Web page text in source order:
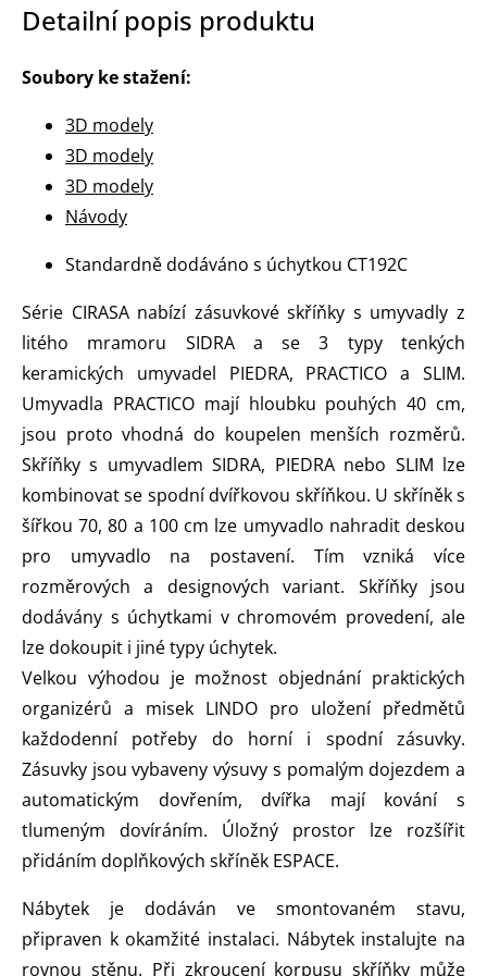
Detailní popis produktu
Soubory ke stažení:
3D modely
3D modely
3D modely
Návody
Standardně dodáváno s úchytkou CT192C
Série CIRASA nabízí zásuvkové skříňky s umyvadly z
litého mramoru SIDRA a se 3 typy tenkých
keramických umyvadel PIEDRA, PRACTICO a SLIM.
Umyvadla PRACTICO mají hloubku pouhých 40 cm,
jsou proto vhodná do koupelen menších rozměrů.
Skříňky s umyvadlem SIDRA, PIEDRA nebo SLIM lze
kombinovat se spodní dvířkovou skříňkou. U skříněk s
šířkou 70, 80 a 100 cm lze umyvadlo nahradit deskou
pro umyvadlo na postavení. Tím vzniká více
rozměrových a designových variant. Skříňky jsou
dodávány s úchytkami v chromovém provedení, ale
lze dokoupit i jiné typy úchytek.
Velkou výhodou je možnost objednání praktických
organizérů a misek LINDO pro uložení předmětů
každodenní potřeby do horní i spodní zásuvky.
Zásuvky jsou vybaveny výsuvy s pomalým dojezdem a
automatickým dovřením, dvířka mají kování s
tlumeným dovíráním. Úložný prostor lze rozšířit
přidáním doplňkových skříněk ESPACE.
Nábytek je dodáván ve smontovaném stavu,
připraven k okamžité instalaci. Nábytek instalujte na
rovnou stěnu. Při zkroucení korpusu skříňky může